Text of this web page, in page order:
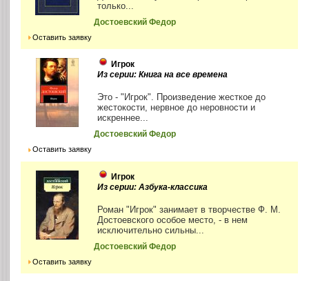
только...
Достоевский Федор
Оставить заявку
Игрок
Из серии: Книга на все времена
Это - "Игрок". Произведение жесткое до
жестокости, нервное до неровности и
искреннее...
Достоевский Федор
Оставить заявку
Игрок
Из серии: Азбука-классика
Роман "Игрок" занимает в творчестве Ф. М.
Достоевского особое место, - в нем
исключительно сильны...
Достоевский Федор
Оставить заявку